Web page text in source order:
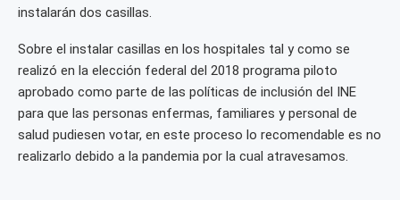
instalarán dos casillas.
Sobre el instalar casillas en los hospitales tal y como se
realizó en la elección federal del 2018 programa piloto
aprobado como parte de las políticas de inclusión del INE
para que las personas enfermas, familiares y personal de
salud pudiesen votar, en este proceso lo recomendable es no
realizarlo debido a la pandemia por la cual atravesamos.